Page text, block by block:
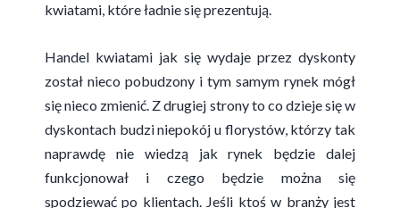
kwiatami, które ładnie się prezentują.
Handel kwiatami jak się wydaje przez dyskonty
został nieco pobudzony i tym samym rynek mógł
się nieco zmienić. Z drugiej strony to co dzieje się w
dyskontach budzi niepokój u florystów, którzy tak
naprawdę nie wiedzą jak rynek będzie dalej
funkcjonował i czego będzie można się
spodziewać po klientach. Jeśli ktoś w branży jest